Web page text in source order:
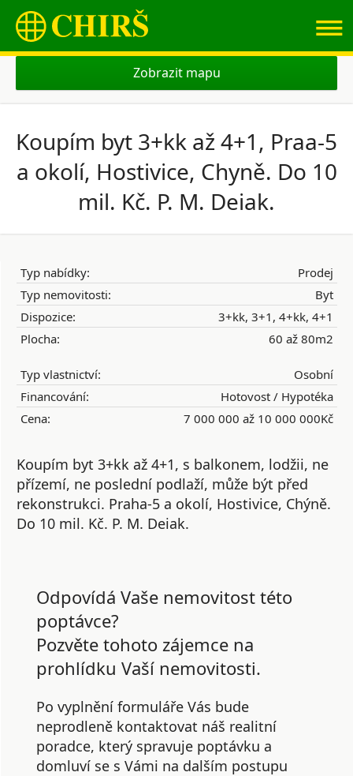
≡
Zobrazit mapu
Koupím byt 3+kk až 4+1, Praa-5
a okolí, Hostivice, Chyně. Do 10
mil. Kč. P. M. Deiak.
Typ nabídky:
Prodej
Typ nemovitosti:
Byt
Dispozice:
3+kk, 3+1, 4+kk, 4+1
Plocha:
60 až 80m2
Typ vlastnictví:
Osobní
Financování:
Hotovost / Hypotéka
Cena:
7 000 000 až 10 000 000Kč
Koupím byt 3+kk až 4+1, s balkonem, lodžii, ne
přízemí, ne poslední podlaží, může být před
rekonstrukci. Praha-5 a okolí, Hostivice, Chýně.
Do 10 mil. Kč. P. M. Deiak.
Odpovídá Vaše nemovitost této
poptávce?
Pozvěte tohoto zájemce na
prohlídku Vaší nemovitosti.
Po vyplnění formuláře Vás bude
neprodleně kontaktovat náš realitní
poradce, který spravuje poptávku a
domluví se s Vámi na dalším postupu